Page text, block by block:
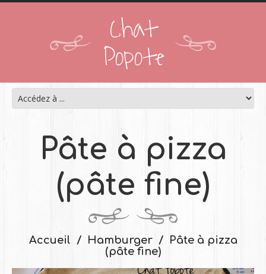
Chat
Popote
Pâte à pizza
(pâte fine)
Accueil Hamburger
Pâte à pizza
(pâte fine)